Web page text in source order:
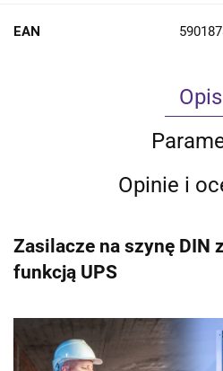
EAN
Opis
Opinie i
Zasilacze na szynę DIN
funkcją UPS